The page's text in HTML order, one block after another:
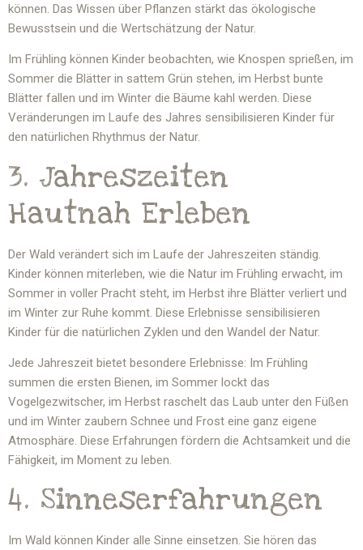
können. Das Wissen über Pflanzen stärkt das ökologische
Bewusstsein und die Wertschätzung der Natur.
Im Frühling können Kinder beobachten, wie Knospen sprießen, im
Sommer die Blätter in sattem Grün stehen, im Herbst bunte
Blätter fallen und im Winter die Bäume kahl werden. Diese
Veränderungen im Laufe des Jahres sensibilisieren Kinder für
den natürlichen Rhythmus der Natur.
3. Jahreszeiten
Hautnah Erleben
Der Wald verändert sich im Laufe der Jahreszeiten ständig.
Kinder können miterleben, wie die Natur im Frühling erwacht, im
Sommer in voller Pracht steht, im Herbst ihre Blätter verliert und
im Winter zur Ruhe kommt. Diese Erlebnisse sensibilisieren
Kinder für die natürlichen Zyklen und den Wandel der Natur.
Jede Jahreszeit bietet besondere Erlebnisse: Im Frühling
summen die ersten Bienen, im Sommer lockt das
Vogelgezwitscher, im Herbst raschelt das Laub unter den Füßen
und im Winter zaubern Schnee und Frost eine ganz eigene
Atmosphäre. Diese Erfahrungen fördern die Achtsamkeit und die
Fähigkeit, im Moment zu leben.
4. Sinneserfahrungen
Im Wald können Kinder alle Sinne einsetzen. Sie hören das